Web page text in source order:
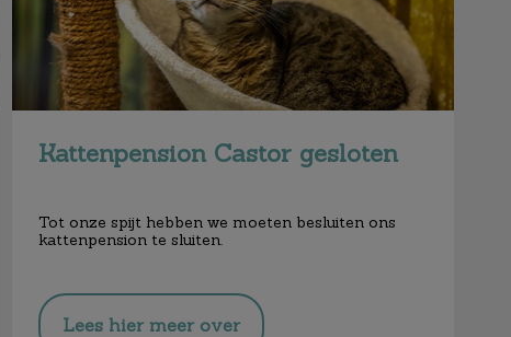
Kattenpension Castor gesloten
Tot onze spijt hebben we moeten besluiten ons
kattenpension te sluiten.
Lees hier meer over